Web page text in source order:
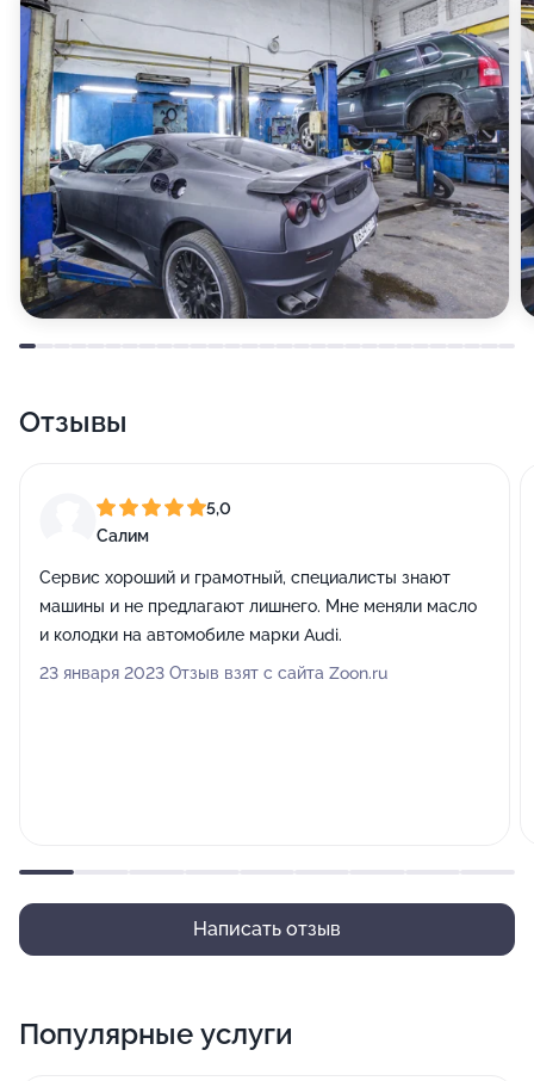
Отзывы
5,0
Салим
Сервис хороший и грамотный, специалисты знают
машины и не предлагают лишнего. Мне меняли масло
и колодки на автомобиле марки Audi.
23 января 2023 Отзыв взят с сайта Zoon.ru
Написать отзыв
Популярные услуги